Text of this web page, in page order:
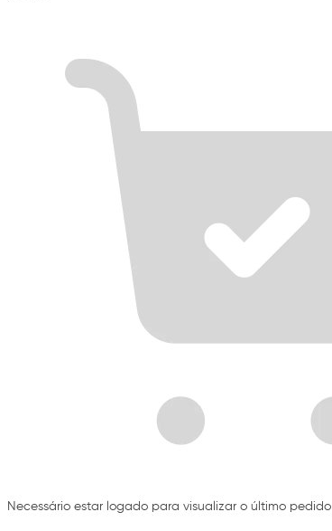
Necessário estar logado para visualizar o último pedido